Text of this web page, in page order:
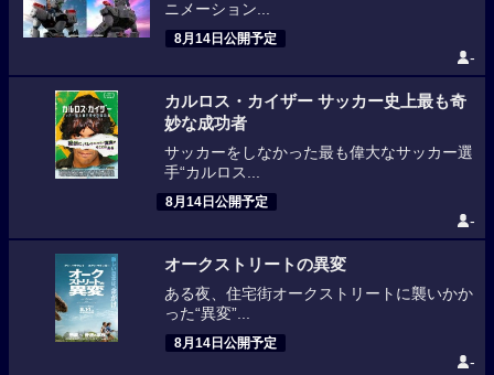
ニメーション...
8月14日公開予定
-
カルロス・カイザー サッカー史上最も奇
妙な成功者
サッカーをしなかった最も偉大なサッカー選
手“カルロス...
8月14日公開予定
-
オークストリートの異変
ある夜、住宅街オークストリートに襲いかか
った“異変”...
8月14日公開予定
-